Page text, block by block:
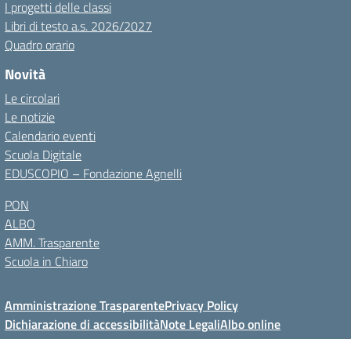
I progetti delle classi
Libri di testo a.s. 2026/2027
Quadro orario
Novità
Le circolari
Le notizie
Calendario eventi
Scuola Digitale
EDUSCOPIO – Fondazione Agnelli
PON
ALBO
AMM. Trasparente
Scuola in Chiaro
Amministrazione TrasparentePrivacy Policy
Dichiarazione di accessibilitàNote LegaliAlbo online